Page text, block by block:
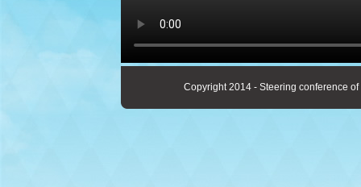
Copyright 2014 - Steering conference